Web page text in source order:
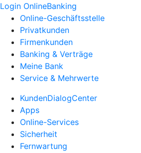
Login OnlineBanking
Online-Geschäftsstelle
Privatkunden
Firmenkunden
Banking & Verträge
Meine Bank
Service & Mehrwerte
KundenDialogCenter
Apps
Online-Services
Sicherheit
Fernwartung